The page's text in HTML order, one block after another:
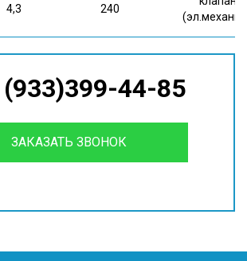
4,3 240
(933)399-44-85
ЗАКАЗАТЬ ЗВОНОК